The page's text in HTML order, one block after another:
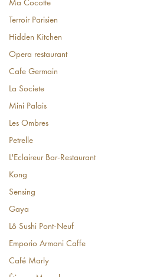
Ma Cocotte
Terroir Parisien
Hidden Kitchen
Opera restaurant
Cafe Germain
La Societe
Mini Palais
Les Ombres
Petrelle
L'Eclaireur Bar-Restaurant
Kong
Sensing
Gaya
Lô Sushi Pont-Neuf
Emporio Armani Caffe
Café Marly